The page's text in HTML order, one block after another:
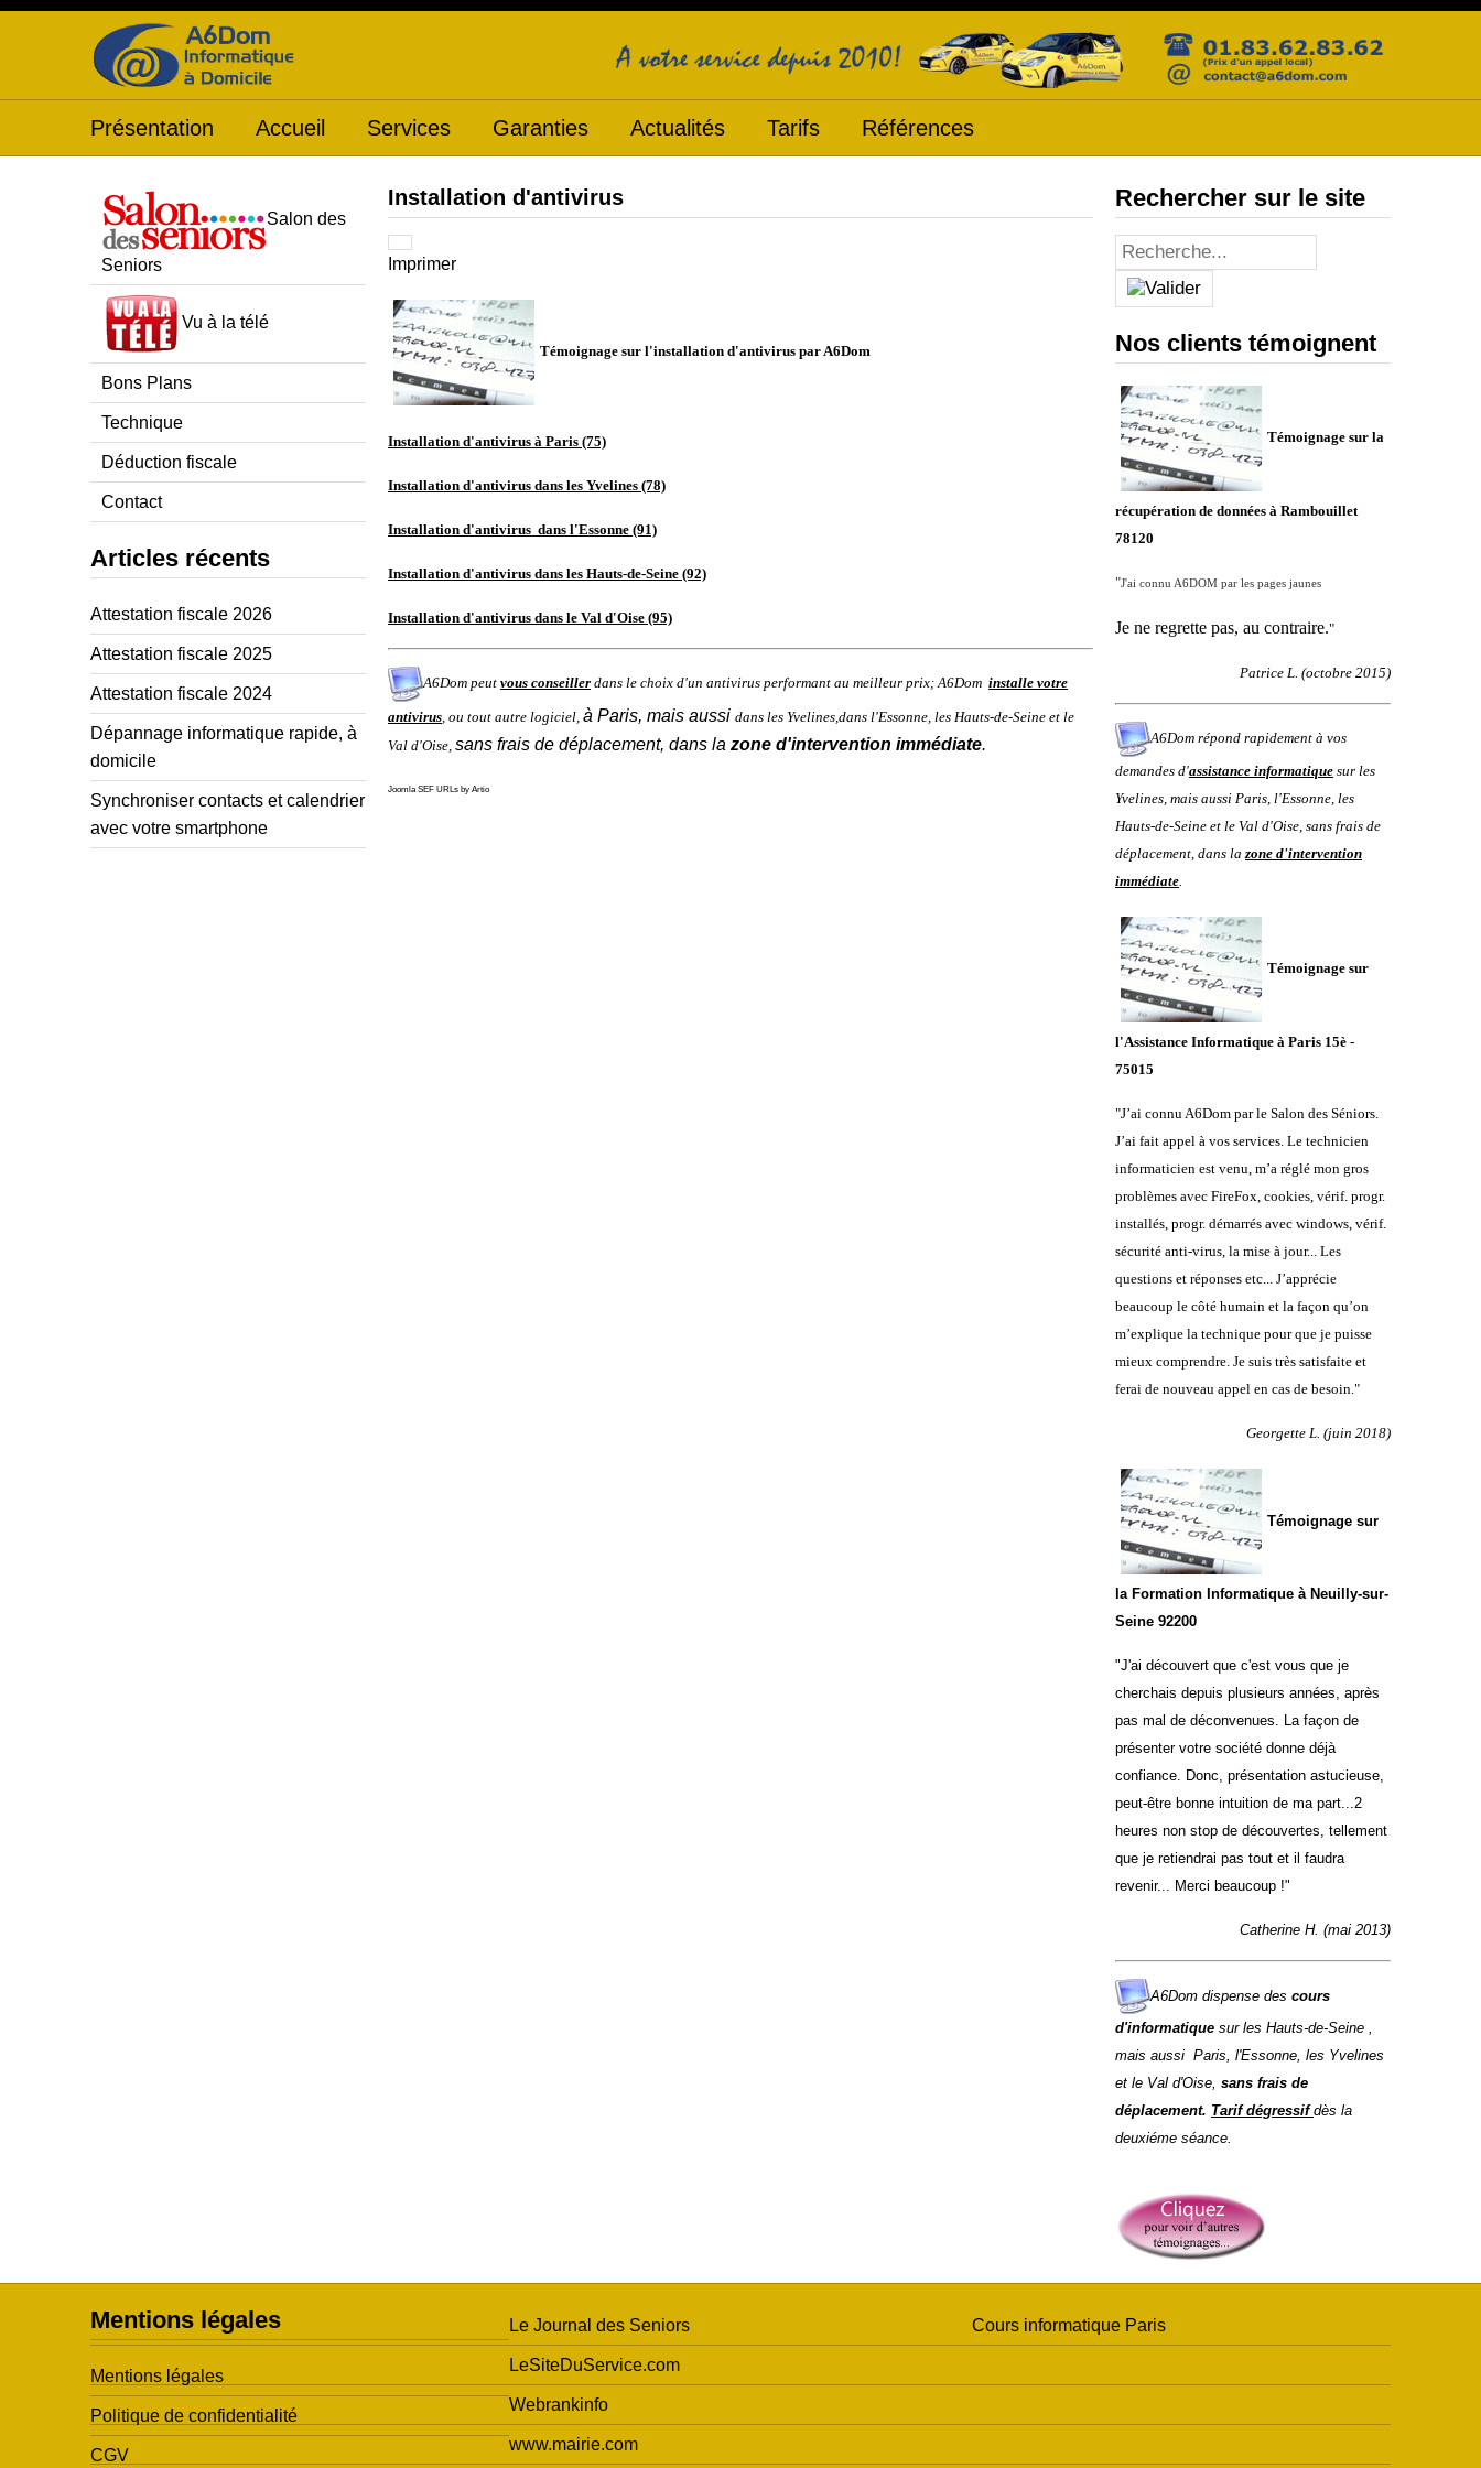
Présentation Accueil Services Garanties Actualités Tarifs Références
Salon des
Seniors
Vu à la télé
Bons Plans
Technique
Déduction fiscale
Contact
Articles récents
Attestation fiscale 2026
Attestation fiscale 2025
Attestation fiscale 2024
Dépannage informatique rapide, à
domicile
Synchroniser contacts et calendrier
avec votre smartphone
Installation d'antivirus
Imprimer
Témoignage sur l'installation d'antivirus par A6Dom
Installation d'antivirus à Paris (75)
Installation d'antivirus dans les Yvelines (78)
Installation d'antivirus dans l'Essonne (91)
Installation d'antivirus dans les Hauts-de-Seine (92)
Installation d'antivirus dans le Val d'Oise (95)
A6Dom peut vous conseiller dans le choix d'un antivirus performant au meilleur prix; A6Dom installe votre
antivirus, ou tout autre logiciel, à Paris, mais aussi dans les Yvelines,dans l'Essonne, les Hauts-de-Seine et le
Val d'Oise, sans frais de déplacement, dans la zone d'intervention immédiate.
Joomla SEF URLs by Artio
Rechercher sur le site
Nos clients témoignent
Témoignage sur la
récupération de données à Rambouillet
78120
"J'ai connu A6DOM par les pages jaunes
Je ne regrette pas, au contraire."
Patrice L. (octobre 2015)
A6Dom répond rapidement à vos
demandes d'assistance informatique sur les
Yvelines, mais aussi Paris, l'Essonne, les
Hauts-de-Seine et le Val d'Oise, sans frais de
déplacement, dans lazone d'intervention
immédiate.
Témoignage sur
l'Assistance Informatique à Paris 15è -
75015
"J’ai connu A6Dom par le Salon des Séniors.
J’ai fait appel à vos services. Le technicien
informaticien est venu, m’a réglé mon gros
problèmes avec FireFox, cookies, vérif. progr.
installés, progr. démarrés avec windows, vérif.
sécurité anti-virus, la mise à jour... Les
questions et réponses etc... J’apprécie
beaucoup le côté humain et la façon qu’on
m’explique la technique pour que je puisse
mieux comprendre. Je suis très satisfaite et
ferai de nouveau appel en cas de besoin."
Georgette L. (juin 2018)
Témoignage sur
la Formation Informatique à Neuilly-sur-
Seine 92200
"J'ai découvert que c'est vous que je
cherchais depuis plusieurs années, après
pas mal de déconvenues. La façon de
présenter votre société donne déjà
confiance. Donc, présentation astucieuse,
peut-être bonne intuition de ma part...2
heures non stop de découvertes, tellement
que je retiendrai pas tout et il faudra
revenir... Merci beaucoup !"
Catherine H. (mai 2013)
A6Dom dispense des cours
d'informatique sur les Hauts-de-Seine ,
mais aussi Paris, l'Essonne, les Yvelines
et le Val d'Oise, sans frais de
déplacement. Tarif dégressif dès la
deuxiéme séance.
Mentions légales
Mentions légales
Politique de confidentialité
CGV
Cours informatique Paris
Le Journal des Seniors
LeSiteDuService.com
Webrankinfo
www.mairie.com